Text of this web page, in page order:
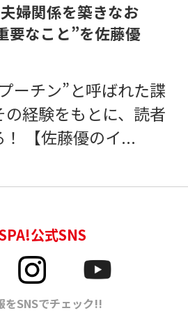
婦関係を築きなお
要なこと”を佐藤優
ーチン”と呼ばれた諜
経験をもとに、読者
【佐藤優のイ...